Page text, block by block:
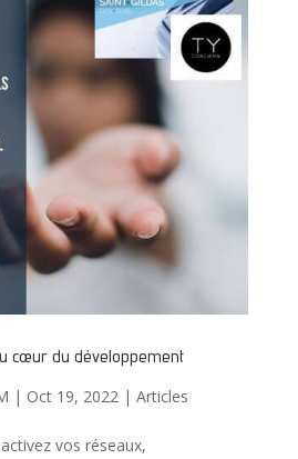
cœur du développement
| Oct 19, 2022| Articles
vos réseaux,